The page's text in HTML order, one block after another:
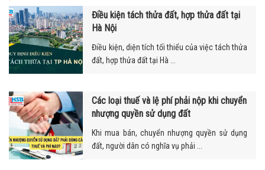
Điều kiện tách thửa đất, hợp thửa đất tại
Hà Nội
Điều kiện, diện tích tối thiểu của việc tách thửa
đất, hợp thửa đất tại Hà ...
Các loại thuế và lệ phí phải nộp khi chuyển
nhượng quyền sử dụng đất
Khi mua bán, chuyển nhượng quyền sử dụng
đất, người dân có nghĩa vụ phải ...